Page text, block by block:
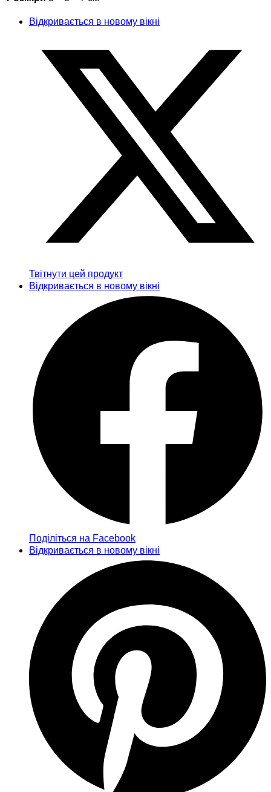
Відкривається в новому вікні
Твітнути цей продукт
Відкривається в новому вікні
Поділіться на Facebook
Відкривається в новому вікні